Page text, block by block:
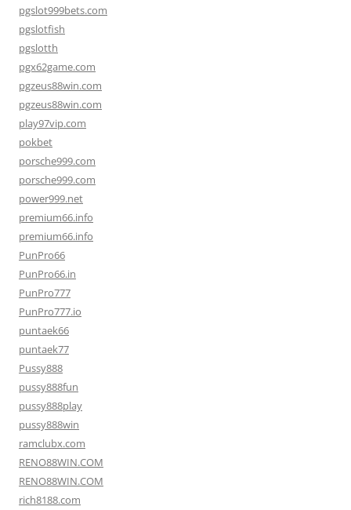
pgslot999bets.com
pgslotfish
pgslotth
pgx62game.com
pgzeus88win.com
pgzeus88win.com
play97vip.com
pokbet
porsche999.com
porsche999.com
power999.net
premium66.info
premium66.info
PunPro66
PunPro66.in
PunPro777
PunPro777.io
puntaek66
puntaek77
Pussy888
pussy888fun
pussy888play
pussy888win
ramclubx.com
RENO88WIN.COM
RENO88WIN.COM
rich8188.com